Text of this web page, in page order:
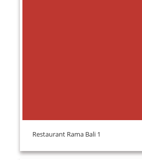
Restaurant Rama Bali 1